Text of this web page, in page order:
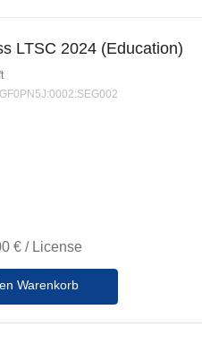
LTSC 2024 (Education)
€ / License
Warenkorb